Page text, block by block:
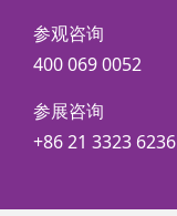
参观咨询
400 069 0052
参展咨询
+86 21 3323 6236